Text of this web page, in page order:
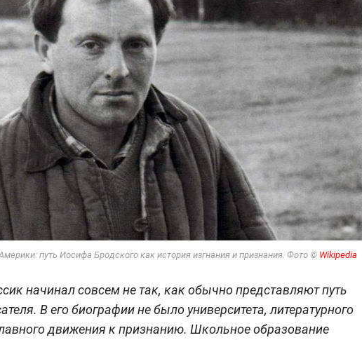
путь Иосифа Бродского как история изгнания и признания. Фото © Wikipedia
начинал совсем не так, как обычно представляют путь
В его биографии не было университета, литературного
движения к признанию. Школьное образование